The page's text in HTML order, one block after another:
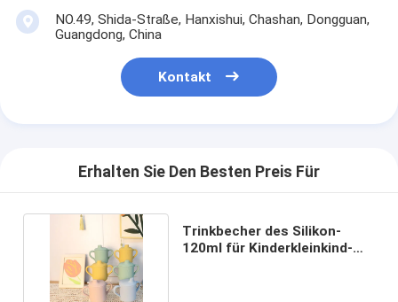
NO.49, Shida-Straße, Hanxishui, Chashan, Dongguan,
Guangdong, China
Kontakt
Erhalten Sie Den Besten Preis Für
Trinkbecher des Silikon-
120ml für Kinderkleinkind-